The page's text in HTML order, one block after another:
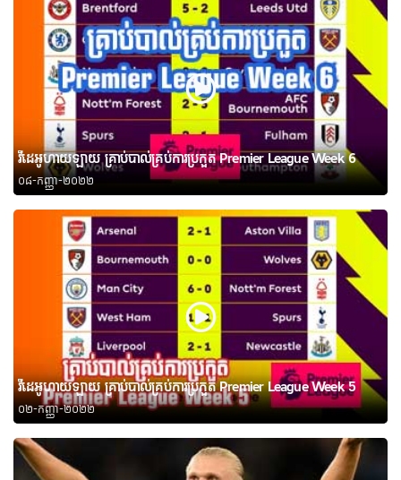
វីដេអូហាយឡាយ គ្រាប់បាល់គ្រប់ការប្រកួត Premier League Week 6
០៨-កញ្ញា-២០២២
វីដេអូហាយឡាយ គ្រាប់បាល់គ្រប់ការប្រកួត Premier League Week 5
០២-កញ្ញា-២០២២